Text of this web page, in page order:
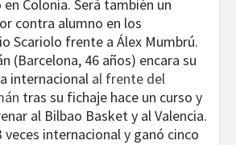
Colonia. Será también un
contra alumno en los
Scariolo frente a Álex Mumbrú.
(Barcelona, 46 años) encara su
internacional al frente del
tras su fichaje hace un curso y
al Bilbao Basket y al Valencia.
veces internacional y ganó cinco